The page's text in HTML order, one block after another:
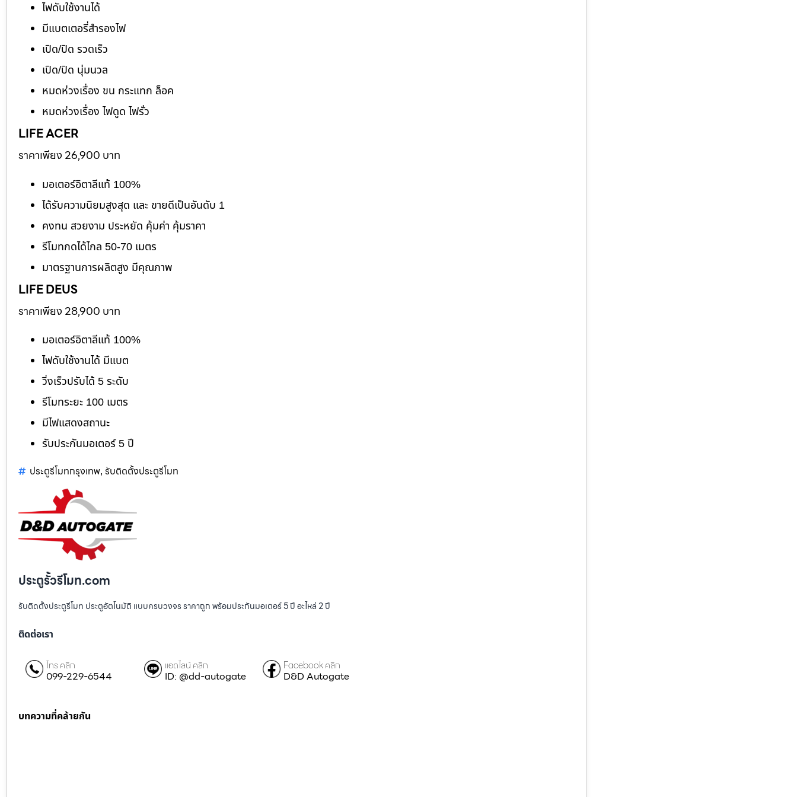
ไฟดับใช้งานได้
มีแบตเตอรี่สำรองไฟ
เปิด/ปิด รวดเร็ว
เปิด/ปิด นุ่มนวล
หมดห่วงเรื่อง ขน กระแทก ล็อค
หมดห่วงเรื่อง ไฟดูด ไฟรั่ว
LIFE ACER
ราคาเพียง 26,900 บาท
มอเตอร์อิตาลีแท้ 100%
ได้รับความนิยมสูงสุด และ ขายดีเป็นอันดับ 1
คงทน สวยงาม ประหยัด คุ้มค่า คุ้มราคา
รีโมทกดได้ไกล 50-70 เมตร
มาตรฐานการผลิตสูง มีคุณภาพ
LIFE DEUS
ราคาเพียง 28,900 บาท
มอเตอร์อิตาลีแท้ 100%
ไฟดับใช้งานได้ มีแบต
วิ่งเร็วปรับได้ 5 ระดับ
รีโมทระยะ 100 เมตร
มีไฟแสดงสถานะ
รับประกันมอเตอร์ 5 ปี
ประตูรีโมทกรุงเทพ, รับติดตั้งประตูรีโมท
ประตูรั้วรีโมท.com
รับติดตั้งประตูรีโมท ประตูอัตโนมัติ แบบครบวงจร ราคาถูก พร้อมประกันมอเตอร์ 5 ปี อะไหล่ 2 ปี
ติดต่อเรา
โทร คลิก
099-229-6544
แอดไลน์ คลิก
ID: @dd-autogate
Facebook คลิก
D&D Autogate
บทความที่คล้ายกัน